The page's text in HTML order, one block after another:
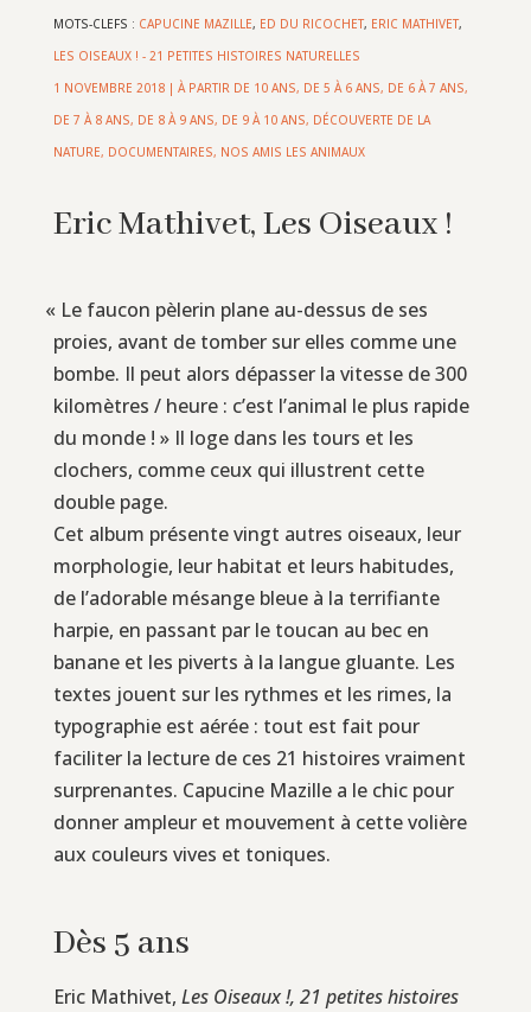
MOTS-CLEFS : CAPUCINE MAZILLE, ED DU RICOCHET, ERIC MATHIVET,
LES OISEAUX ! - 21 PETITES HISTOIRES NATURELLES
1 NOVEMBRE 2018| À PARTIR DE 10 ANS, DE 5 À 6 ANS, DE 6 À 7 ANS,
DE 7 À 8 ANS, DE 8 À 9 ANS, DE 9 À 10 ANS, DÉCOUVERTE DE LA
NATURE, DOCUMENTAIRES, NOS AMIS LES ANIMAUX
Eric Mathivet, Les Oiseaux !
« Le faucon pèlerin plane au-dessus de ses
proies, avant de tomber sur elles comme une
bombe. Il peut alors dépasser la vitesse de 300
kilomètres / heure : c’est l’animal le plus rapide
du monde ! » Il loge dans les tours et les
clochers, comme ceux qui illustrent cette
double page.
Cet album présente vingt autres oiseaux, leur
morphologie, leur habitat et leurs habitudes,
de l’adorable mésange bleue à la terrifiante
harpie, en passant par le toucan au bec en
banane et les piverts à la langue gluante. Les
textes jouent sur les rythmes et les rimes, la
typographie est aérée : tout est fait pour
faciliter la lecture de ces 21 histoires vraiment
surprenantes. Capucine Mazille a le chic pour
donner ampleur et mouvement à cette volière
aux couleurs vives et toniques.
Dès 5 ans
Eric Mathivet, Les Oiseaux !, 21 petites histoires